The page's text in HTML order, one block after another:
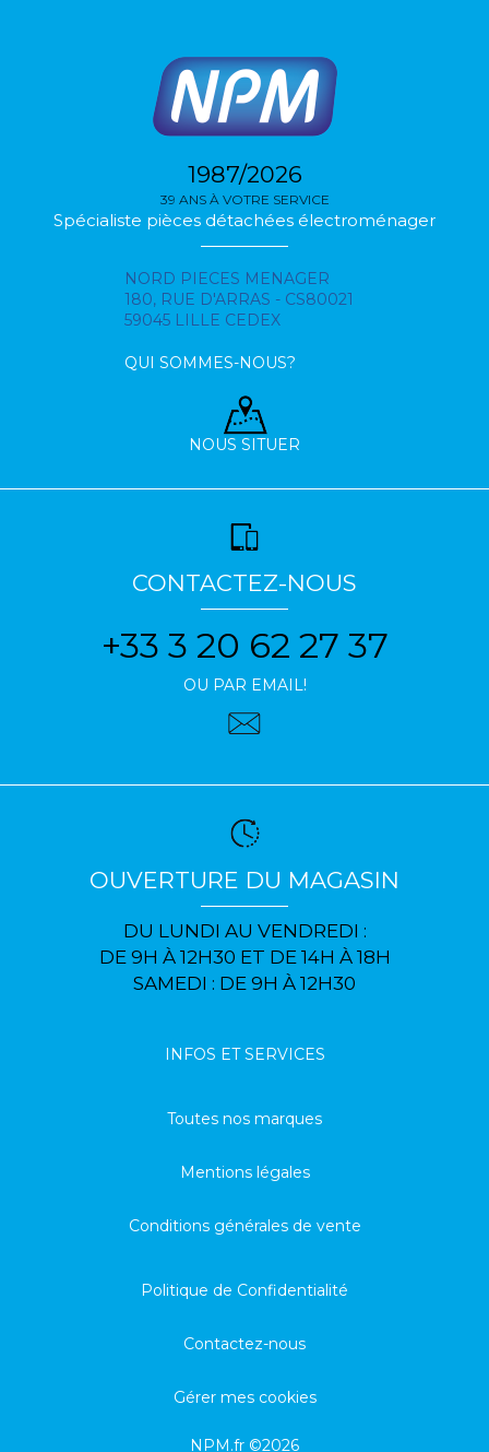
1987/2026
39 ANS À VOTRE SERVICE
Spécialiste pièces détachées électroménager
NORD PIECES MENAGER
180, RUE D'ARRAS - CS80021
59045 LILLE CEDEX
QUI SOMMES-NOUS?
NOUS SITUER
CONTACTEZ-NOUS
+33 3 20 62 27 37
OU PAR EMAIL!
OUVERTURE DU MAGASIN
DU LUNDI AU VENDREDI :
DE 9H À 12H30 ET DE 14H À 18H
SAMEDI : DE 9H À 12H30
INFOS ET SERVICES
Toutes nos marques
Mentions légales
Conditions générales de vente
Politique de Confidentialité
Contactez-nous
Gérer mes cookies
NPM.fr ©2026